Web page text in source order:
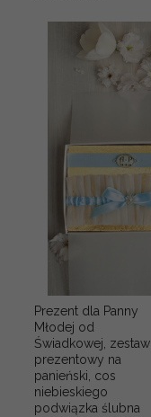
Prezent dla Panny
Młodej od
Świadkowej, zestaw
prezentowy na
panieński, cos
niebieskiego
podwiązka ślubna